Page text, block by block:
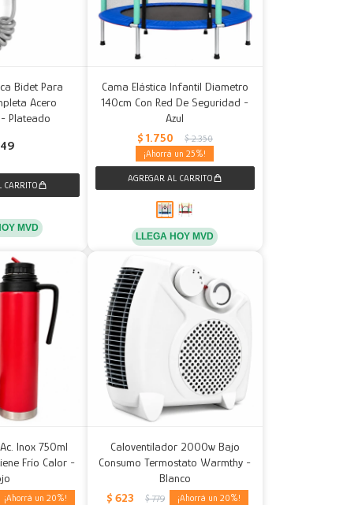
Bidet Para
Acero
Plateado
MVD
Cama Elástica Infantil Diametro
140cm Con Red De Seguridad -
Azul
$ 1.750 $ 2.350
25
LLEGA HOY MVD
Inox 750ml
Frío Calor -
20
Caloventilador 2000w Bajo
Consumo Termostato Warmthy -
Blanco
$ 623 $ 779 20